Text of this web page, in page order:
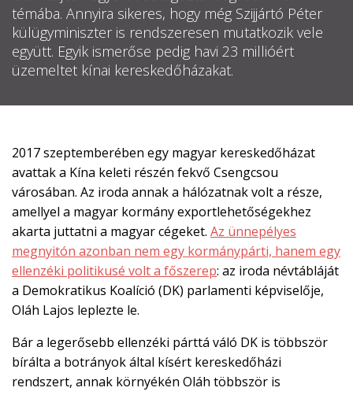

EN

A
TÁMOGATÓI
KÖRHÖZ!
témába. Annyira sikeres, hogy még Szijjártó Péter
külügyminiszter is rendszeresen mutatkozik vele
együtt. Egyik ismerőse pedig havi 23 millióért
üzemeltet kínai kereskedőházakat.
2017 szeptemberében egy magyar kereskedőházat
avattak a Kína keleti részén fekvő Csengcsou
városában. Az iroda annak a hálózatnak volt a része,
amellyel a magyar kormány exportlehetőségekhez
akarta juttatni a magyar cégeket. Az ünnepélyes
megnyitón azonban nem egy kormánypárti, hanem egy
ellenzéki politikusé volt a főszerep: az iroda névtábláját
a Demokratikus Koalíció (DK) parlamenti képviselője,
Oláh Lajos leplezte le.
Bár a legerősebb ellenzéki párttá váló DK is többször
bírálta a botrányok által kísért kereskedőházi
rendszert, annak környékén Oláh többször is